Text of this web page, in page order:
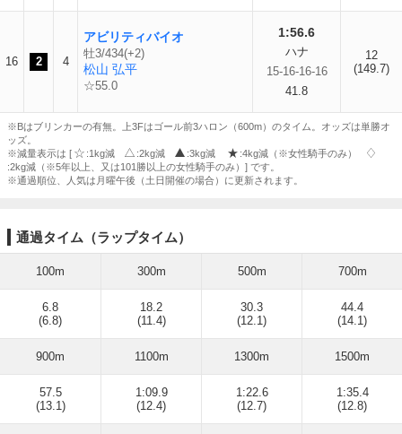
16 2 4
アビリティバイオ
牡3/434(+2)
松山 弘平
☆55.0
1:56.6
ハナ
15-16-16-16
41.8
12
(149.7)
※Bはブリンカーの有無。上3Fはゴール前3ハロン（600m）のタイム。オッズは単勝オ
ッズ。
※減量表示は [
:1kg減 :2kg減 :3kg減
:4kg減（※女性騎手のみ）
:2kg減（※5年以上、又は101勝以上の女性騎手のみ）] です。
※通過順位、人気は月曜午後（土日開催の場合）に更新されます。
通過タイム（ラップタイム）
100m 300m 500m 700m
6.8
(6.8)
18.2
(11.4)
30.3
(12.1)
44.4
(14.1)
900m 1100m 1300m 1500m
57.5
(13.1)
1:09.9
(12.4)
1:22.6
(12.7)
1:35.4
(12.8)